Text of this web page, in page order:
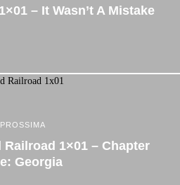
– It Wasn’t A Mistake
PROSSIMA
1×01 – Chapter
Georgia